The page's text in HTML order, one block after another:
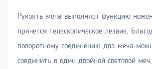
Рукоять меча выполняет функцию
прячется телескопическое лезвие.
поворотному соединению два меча
соединить в один двойной световой